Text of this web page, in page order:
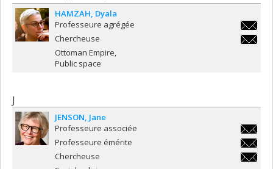
HAMZAH Dyala
Professeure agrégée
Chercheuse
Ottoman Empire
Public space
J
JENSON Jane
Professeure associée
Professeure émérite
Chercheuse